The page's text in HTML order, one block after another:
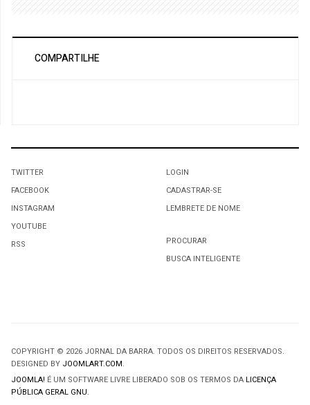
COMPARTILHE
TWITTER
FACEBOOK
INSTAGRAM
YOUTUBE
RSS
LOGIN
CADASTRAR-SE
LEMBRETE DE NOME
PROCURAR
BUSCA INTELIGENTE
COPYRIGHT © 2026 JORNAL DA BARRA. TODOS OS DIREITOS RESERVADOS.
DESIGNED BY JOOMLART.COM.
JOOMLA! É UM SOFTWARE LIVRE LIBERADO SOB OS TERMOS DA LICENÇA
PÚBLICA GERAL GNU.